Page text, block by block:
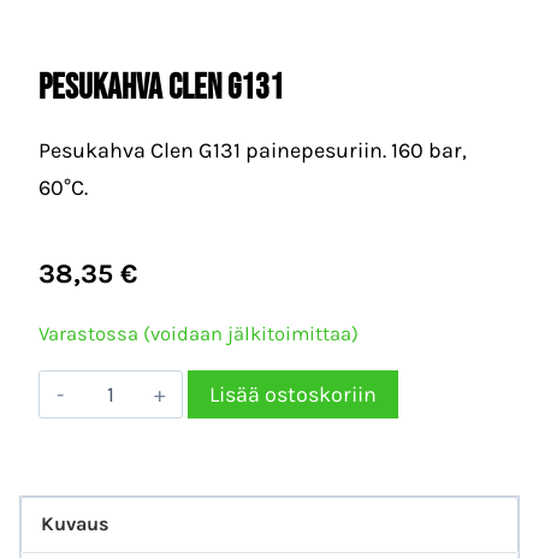
PESUKAHVA CLEN G131
Pesukahva Clen G131 painepesuriin. 160 bar,
60°C.
38,35 €
Varastossa (voidaan jälkitoimittaa)
PESUKAHVA
CLEN
määrä
Lisää ostoskoriin
Kuvaus